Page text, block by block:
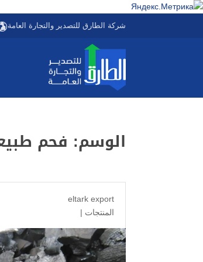
شركة الطارق للتصدير والتجارة العامة
الوسم: فحم
eltark export
المنتجات |